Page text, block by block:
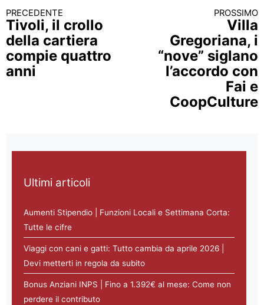
Continua a leggere
PRECEDENTE
Tivoli, il crollo
della cartiera
compie quattro
anni
PROSSIMO
Villa
Gregoriana, i
“nove” siglano
l’accordo con
Fai e
CoopCulture
Ultimi articoli
Aumenti Stipendio | Funzioni Locali e Settimana Corta:
Tutte le cifre
Viaggi con cani e gatti: Tutto cambia da aprile 2026 |
Devi metterti in regola da subito
Bonus Anziani INPS | Fino a 1.392€ al mese: Come non
perdere il contributo